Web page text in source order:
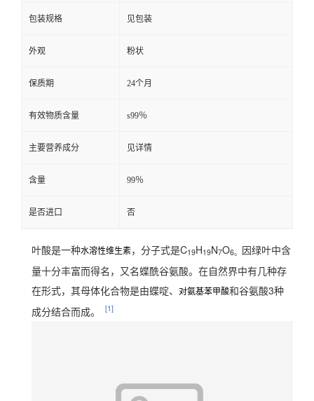
包装规格 见包装
外观 粉状
保质期 24个月
有效物质含量 s99％
主要营养成分 见详情
含量 99％
是否进口 否
叶酸是一种水溶性维生素，分子式是C19H19N7O6。 因绿叶中含
量十分丰富而得名，又名蝶酰谷氨酸。在自然界中有几种存
在形式，其母体化合物是由蝶啶、
对氨基苯甲酸和谷氨酸3种
成分结合而成。
[1]